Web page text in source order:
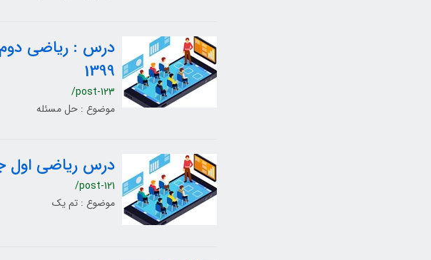
1399
/post-123
موضوع : حل مسئله
درس ریاضی اول
/post-121
موضوع : تم یک